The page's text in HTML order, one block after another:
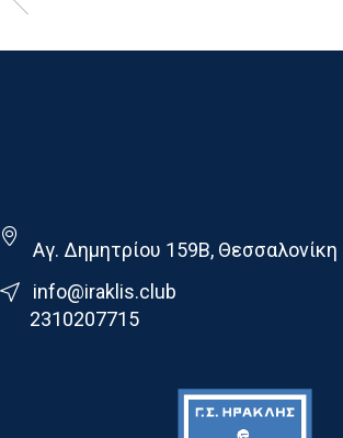
Αγ. Δημητρίου 159Β, Θεσσαλονίκη
info@iraklis.club
2310207715